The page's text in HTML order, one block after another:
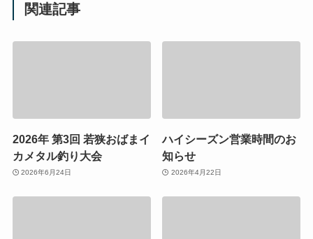
関連記事
2026年 第3回 若狭おばまイ
カメタル釣り大会
2026年6月24日
ハイシーズン営業時間のお
知らせ
2026年4月22日